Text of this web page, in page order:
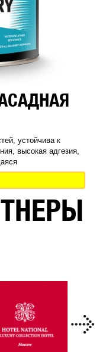
устойчива к
высокая адгезия,